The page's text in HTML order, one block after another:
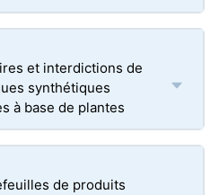
et interdictions de
synthétiques
à base de plantes
de produits